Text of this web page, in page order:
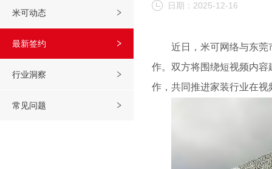
米可动态
最新签约
行业洞察
常见问题
日期：2025-12-16
近日，米可网络与东
作。双方将围绕短视频内
作，共同推进家装行业在